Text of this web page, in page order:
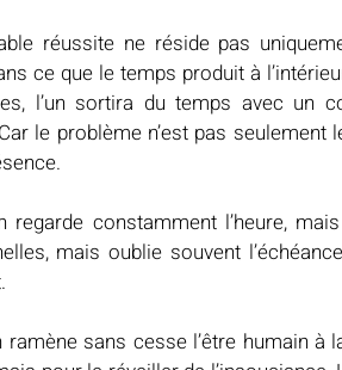
réussite ne réside pas
ce que le temps produit à
l’un sortira du temps avec un
le problème n’est pas
regarde constamment l’heure,
mais oublie souvent
ramène sans cesse l’être humain